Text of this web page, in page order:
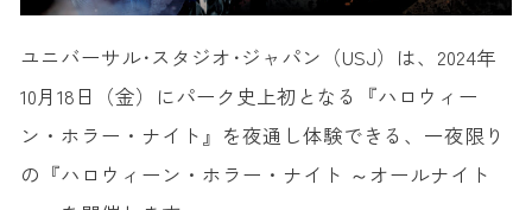
ユニバーサル･スタジオ･ジャパン（USJ）は、2024年
10月18日（金）にパーク史上初となる『ハロウィー
ン・ホラー・ナイト』を夜通し体験できる、一夜限り
の『ハロウィーン・ホラー・ナイト ～オールナイト